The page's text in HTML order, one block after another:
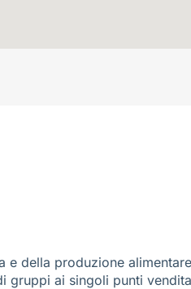
della produzione
gruppi ai singoli punti